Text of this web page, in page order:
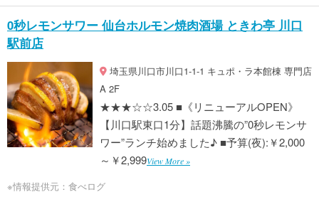
0秒レモンサワー 仙台ホルモン焼肉酒場 ときわ亭 川口
駅前店
埼玉県川口市川口1-1-1 キュポ・ラ本館棟 専門店
A 2F
★★★☆☆3.05 ■《リニューアルOPEN》
【川口駅東口1分】話題沸騰の”0秒レモンサ
ワー”ランチ始めました♪ ■予算(夜):￥2,000
～￥2,999View More »
※情報提供元：食べログ